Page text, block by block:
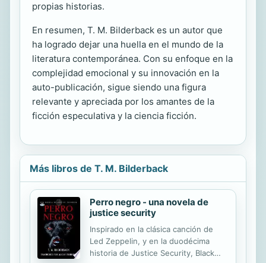
propias historias.
En resumen, T. M. Bilderback es un autor que
ha logrado dejar una huella en el mundo de la
literatura contemporánea. Con su enfoque en la
complejidad emocional y su innovación en la
auto-publicación, sigue siendo una figura
relevante y apreciada por los amantes de la
ficción especulativa y la ciencia ficción.
Más libros de T. M. Bilderback
Perro negro - una novela de
justice security
Inspirado en la clásica canción de
Led Zeppelin, y en la duodécima
historia de Justice Security, Black